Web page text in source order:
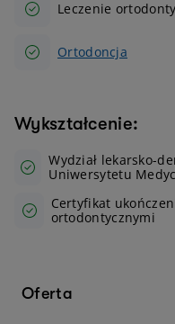
Leczenie
Ortodoncja
Wykształcenie:
Wydział lekarsko-
Uniwersytetu
Certyfikat
ortodontycznymi
Oferta